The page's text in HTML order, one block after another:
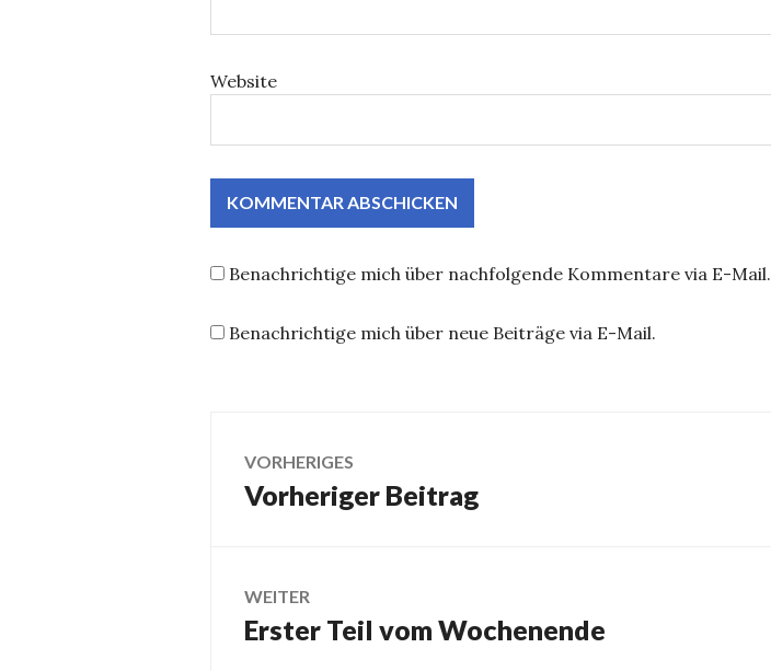
Website
Benachrichtige mich über nachfolgende Kommentare via E-Mail.
Benachrichtige mich über neue Beiträge via E-Mail.
Beitrags-
Navigation
VORHERIGES
Vorheriger
Vorheriger Beitrag
WEITER
Nächster
Erster Teil vom Wochenende